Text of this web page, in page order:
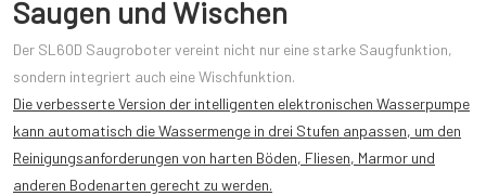
Saugen und Wischen
Der SL60D Saugroboter vereint nicht nur eine starke Saugfunktion,
sondern integriert auch eine Wischfunktion.
Die verbesserte Version der intelligenten elektronischen Wasserpumpe
kann automatisch die Wassermenge in drei Stufen anpassen, um den
Reinigungsanforderungen von harten Böden, Fliesen, Marmor und
anderen Bodenarten gerecht zu werden.